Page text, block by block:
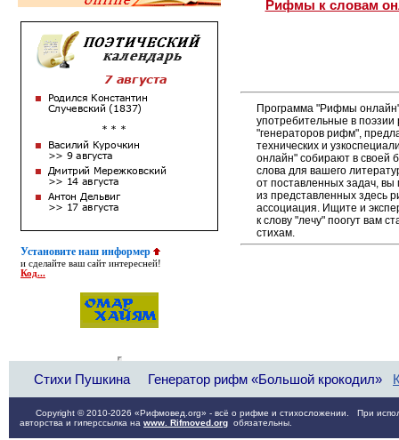
Установите наш информер
и сделайте ваш сайт интересней!
Код...
Рифмы к словам
Программа "Рифмы
употребительные в
"генераторов рифм",
технических и
онлайн" собирают в своей
слова для вашего
от поставленных задач,
из представленных здесь
ассоциация. Ищите и
к слову "лечу" поогут вам
стихам.
Стихи Пушкина Генератор рифм «Большой крокодил»
Copyright © 2010-2026 «Рифмовед.org» - всё о рифме и стихосложении. При
авторства и гиперссылка на www. Rifmoved.org обязательны.